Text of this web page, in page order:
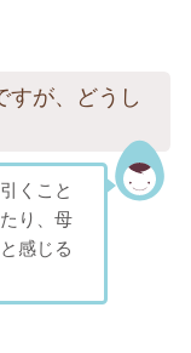
すが、どうし
くこと
り、母
感じる